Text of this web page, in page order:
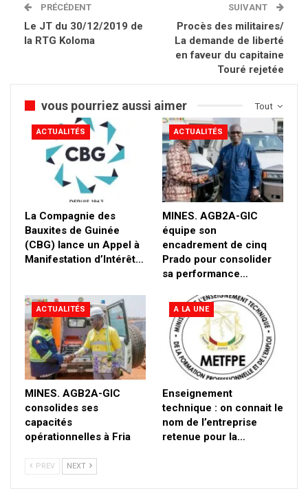
PRÉCÉDENT
Le JT du 30/12/2019 de
la RTG Koloma
SUIVANT
Procès des militaires/
La demande de liberté
en faveur du capitaine
Touré rejetée
Tout
vous pourriez aussi aimer
ACTUALITÉS
La Compagnie des
Bauxites de Guinée
(CBG) lance un Appel à
Manifestation d’Intérêt…
ACTUALITÉS
MINES. AGB2A-GIC
équipe son
encadrement de cinq
Prado pour consolider
sa performance…
ACTUALITÉS
MINES. AGB2A-GIC
consolides ses
capacités
opérationnelles à Fria
A LA UNE
Enseignement
technique : on connait le
nom de l’entreprise
retenue pour la…
PREV NEXT